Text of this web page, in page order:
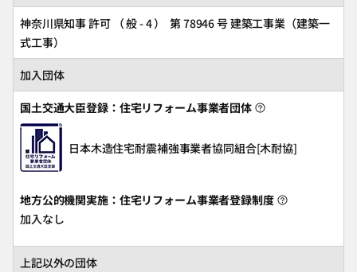
神奈川県知事 許可 （ 般 - 4 ） 第 78946 号 建築工事業（建築一
式工事）
加入団体
国土交通大臣登録：住宅リフォーム事業者団体
日本木造住宅耐震補強事業者協同組合[木耐協]
地方公的機関実施：住宅リフォーム事業者登録制度
加入なし
上記以外の団体